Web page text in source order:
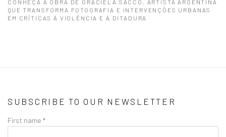
CONHEÇA A OBRA DE GRACIELA SACCO, ARTISTA ARGENTINA
QUE TRANSFORMA FOTOGRAFIA E INTERVENÇÕES URBANAS
EM CRÍTICAS À VIOLÊNCIA E À DITADURA
SUBSCRIBE TO OUR NEWSLETTER
First name *